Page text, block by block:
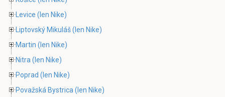
Levice (len Nike)
Liptovský Mikuláš(len Nike)
Martin (len Nike)
Nitra (len Nike)
Poprad (len Nike)
Považská Bystrica (len Nike)